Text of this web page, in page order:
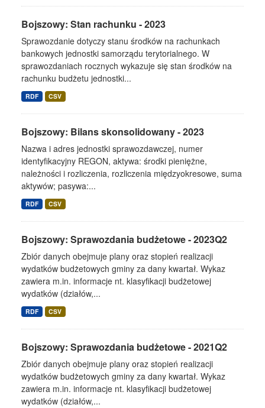
Bojszowy: Stan rachunku - 2023
Sprawozdanie dotyczy stanu środków na rachunkach
bankowych jednostki samorządu terytorialnego. W
sprawozdaniach rocznych wykazuje się stan środków na
rachunku budżetu jednostki...
RDF CSV
Bojszowy: Bilans skonsolidowany - 2023
Nazwa i adres jednostki sprawozdawczej, numer
identyfikacyjny REGON, aktywa: środki pieniężne,
należności i rozliczenia, rozliczenia międzyokresowe, suma
aktywów; pasywa:...
RDF CSV
Bojszowy: Sprawozdania budżetowe - 2023Q2
Zbiór danych obejmuje plany oraz stopień realizacji
wydatków budżetowych gminy za dany kwartał. Wykaz
zawiera m.in. informacje nt. klasyfikacji budżetowej
wydatków (działów,...
RDF CSV
Bojszowy: Sprawozdania budżetowe - 2021Q2
Zbiór danych obejmuje plany oraz stopień realizacji
wydatków budżetowych gminy za dany kwartał. Wykaz
zawiera m.in. informacje nt. klasyfikacji budżetowej
wydatków (działów,...